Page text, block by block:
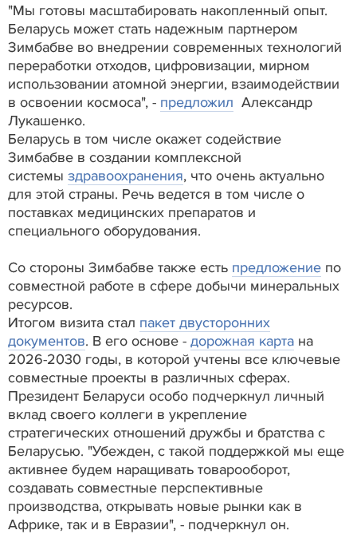
"Мы готовы масштабировать накопленный опыт.
Беларусь может стать надежным партнером
Зимбабве во внедрении современных технологий
переработки отходов, цифровизации, мирном
использовании атомной энергии, взаимодействии
в освоении космоса", - предложил Александр
Лукашенко.
Беларусь в том числе окажет содействие
Зимбабве в создании комплексной
системы здравоохранения, что очень актуально
для этой страны. Речь ведется в том числе о
поставках медицинских препаратов и
специального оборудования.
Со стороны Зимбабве также есть предложение по
совместной работе в сфере добычи минеральных
ресурсов.
Итогом визита стал пакет двусторонних
документов. В его основе - дорожная карта на
2026-2030 годы, в которой учтены все ключевые
совместные проекты в различных сферах.
Президент Беларуси особо подчеркнул личный
вклад своего коллеги в укрепление
стратегических отношений дружбы и братства с
Беларусью. "Убежден, с такой поддержкой мы еще
активнее будем наращивать товарооборот,
создавать совместные перспективные
производства, открывать новые рынки как в
Африке, так и в Евразии", - подчеркнул он.